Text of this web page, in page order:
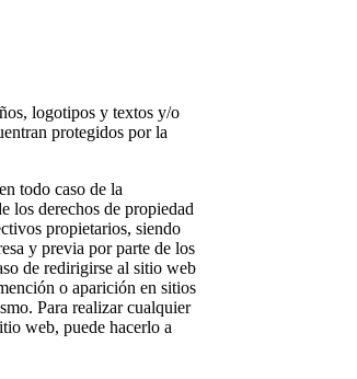
logotipos y textos y/o
protegidos por la
todo caso de la
los derechos de propiedad
propietarios, siendo
y previa por parte de los
de redirigirse al sitio web
o aparición en sitios
Para realizar cualquier
web, puede hacerlo a